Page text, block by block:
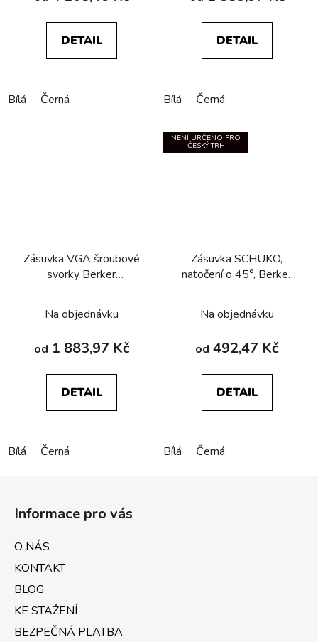
DETAIL
Bílá Černá
DETAIL
Bílá Černá
Zásuvka VGA­ šroubové
svorky Berker
Na objednávku
od 1 883,97 Kč
DETAIL
Bílá Černá
NENÍ URČENO PRO
ČESKÝ TRH
Zásuvka SCHUKO,
natočení o 45°, Berker
Na objednávku
od 492,47 Kč
DETAIL
Bílá Černá
Informace pro vás
O NÁS
KONTAKT
BLOG
KE STAŽENÍ
BEZPEČNÁ PLATBA